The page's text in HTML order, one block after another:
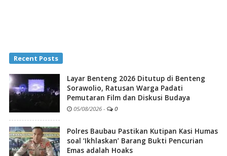
Recent Posts
Layar Benteng 2026 Ditutup di Benteng
Sorawolio, Ratusan Warga Padati
Pemutaran Film dan Diskusi Budaya
05/08/2026 - 0
Polres Baubau Pastikan Kutipan Kasi Humas
soal ‘Ikhlaskan’ Barang Bukti Pencurian
Emas adalah Hoaks